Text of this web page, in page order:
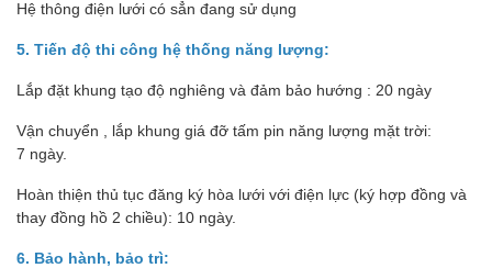
Hệ thông điện lưới có sẳn đang sử dụng
5. Tiến độ thi công hệ thống năng lượng:
Lắp đặt khung tạo độ nghiêng và đảm bảo hướng : 20 ngày
Vận chuyển , lắp khung giá đỡ tấm pin năng lượng mặt trời:
7 ngày.
Hoàn thiện thủ tục đăng ký hòa lưới với điện lực (ký hợp đồng và
thay đồng hồ 2 chiều): 10 ngày.
6. Bảo hành, bảo trì: